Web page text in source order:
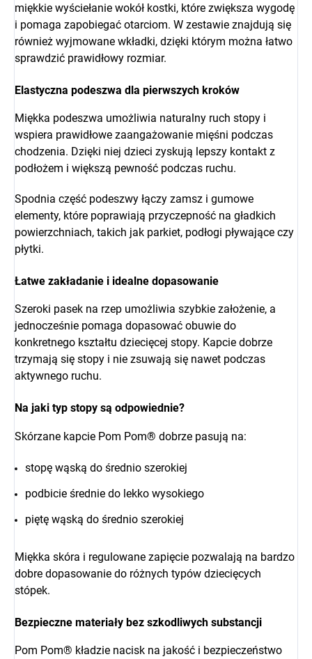
miękkie wyściełanie wokół kostki, które zwiększa wygodę
i pomaga zapobiegać otarciom. W zestawie znajdują się
również wyjmowane wkładki, dzięki którym można łatwo
sprawdzić prawidłowy rozmiar.
Elastyczna podeszwa dla pierwszych kroków
Miękka podeszwa umożliwia naturalny ruch stopy i
wspiera prawidłowe zaangażowanie mięśni podczas
chodzenia. Dzięki niej dzieci zyskują lepszy kontakt z
podłożem i większą pewność podczas ruchu.
Spodnia część podeszwy łączy zamsz i gumowe
elementy, które poprawiają przyczepność na gładkich
powierzchniach, takich jak parkiet, podłogi pływające czy
płytki.
Łatwe zakładanie i idealne dopasowanie
Szeroki pasek na rzep umożliwia szybkie założenie, a
jednocześnie pomaga dopasować obuwie do
konkretnego kształtu dziecięcej stopy. Kapcie dobrze
trzymają się stopy i nie zsuwają się nawet podczas
aktywnego ruchu.
Na jaki typ stopy są odpowiednie?
Skórzane kapcie Pom Pom® dobrze pasują na:
stopę wąską do średnio szerokiej
podbicie średnie do lekko wysokiego
piętę wąską do średnio szerokiej
Miękka skóra i regulowane zapięcie pozwalają na bardzo
dobre dopasowanie do różnych typów dziecięcych
stópek.
Bezpieczne materiały bez szkodliwych substancji
Pom Pom® kładzie nacisk na jakość i bezpieczeństwo